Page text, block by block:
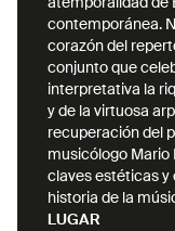
Alemania, Iris
Grabando
Bélgica y
con artistas
Pablo López,
contemporánea.
corazón del
conjunto que
interpretativa la
y de la virtuosa
recuperación del
musicólogo Mario
claves estéticas y
historia de la
LUGAR